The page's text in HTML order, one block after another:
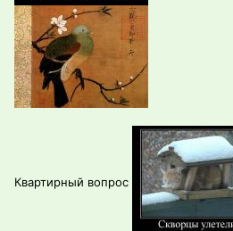
Квартирный вопрос